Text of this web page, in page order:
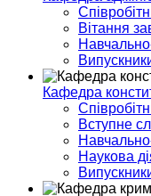
Вітання
Кафедра
Вступне
Наукова